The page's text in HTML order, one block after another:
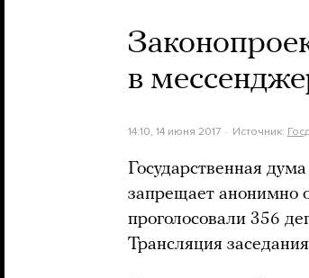
в
14:10, 14 июня 2017 Источник:
Государственная
запрещает анонимно
проголосовали 356
Трансляция заседания